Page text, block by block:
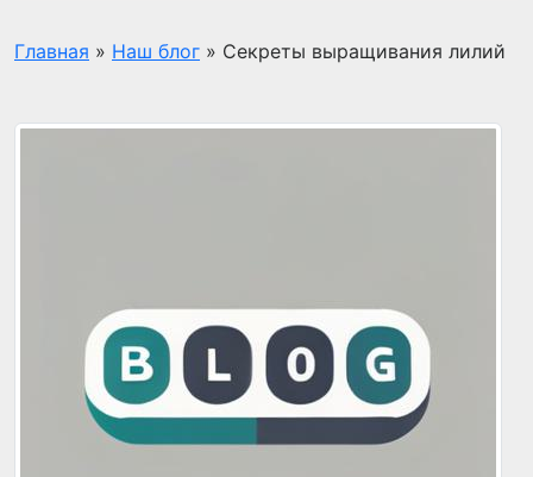
Главная » Наш блог » Секреты выращивания лилий